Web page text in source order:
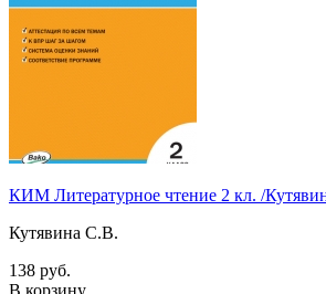
КИМ Литературное чтение 2 кл. /
Кутявина С.В.
138 руб.
В корзину